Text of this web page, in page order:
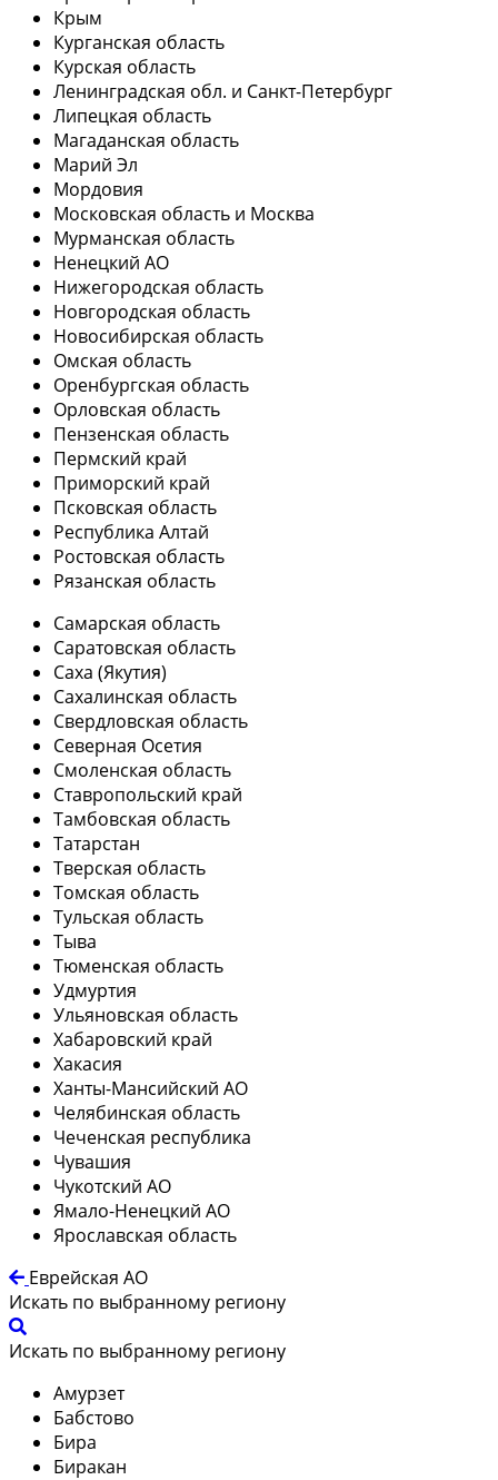
Крым
Курганская область
Курская область
Ленинградская обл. и Санкт-Петербург
Липецкая область
Магаданская область
Марий Эл
Мордовия
Московская область и Москва
Мурманская область
Ненецкий АО
Нижегородская область
Новгородская область
Новосибирская область
Омская область
Оренбургская область
Орловская область
Пензенская область
Пермский край
Приморский край
Псковская область
Республика Алтай
Ростовская область
Рязанская область
Самарская область
Саратовская область
Саха (Якутия)
Сахалинская область
Свердловская область
Северная Осетия
Смоленская область
Ставропольский край
Тамбовская область
Татарстан
Тверская область
Томская область
Тульская область
Тыва
Тюменская область
Удмуртия
Ульяновская область
Хабаровский край
Хакасия
Ханты-Мансийский АО
Челябинская область
Чеченская республика
Чувашия
Чукотский АО
Ямало-Ненецкий АО
Ярославская область
Еврейская АО
Искать по выбранному региону
Искать по выбранному региону
Амурзет
Бабстово
Бира
Биракан